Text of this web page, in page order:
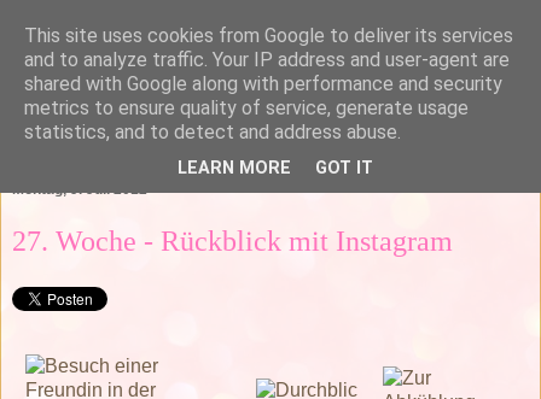
Montag, 9. Juli 2012
27. Woche - Rückblick mit Instagram
This site uses cookies from Google to deliver its services
and to analyze traffic. Your IP address and user-agent are
shared with Google along with performance and security
metrics to ensure quality of service, generate usage
statistics, and to detect and address abuse.
LEARN MORE GOT IT